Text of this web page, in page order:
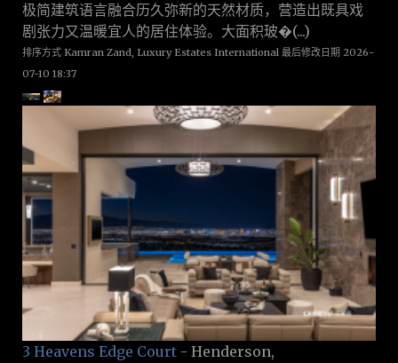
极简建筑语言融合历久弥新的天然材质，营造出既具戏
剧张力又温暖宜人的居住体验。大面积玻�(...)
排序方式 Kamran Zand, Luxury Estates International 最后修改日期 2026-
07-10 18:37
3 Heavens Edge Court - Henderson,